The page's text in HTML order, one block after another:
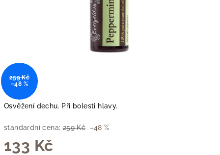
Osvěžení dechu. Při bolesti hlavy.
standardní cena: 259 Kč –48 %
133 Kč
259 Kč
–48 %